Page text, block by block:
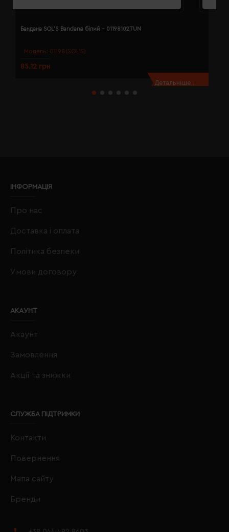
Модель: 01198(SOL’S)
Бандана SOL'S Bandana білий - 01198102TUN
85.12 грн
Детальніше...
ІНФОРМАЦІЯ
Про нас
Доставка і оплата
Політика безпеки
Умови договору
АКАУНТ
Акаунт
Замовлення
Акції та знижки
СЛУЖБА ПІДТРИМКИ
Контакти
Повернення
Мапа сайту
Бренди